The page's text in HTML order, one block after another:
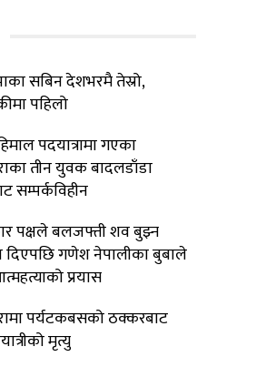
सबिन देशभरमै तेस्रो,
पहिलो
पदयात्रामा गएका
तीन युवक बादलडाँडा
सम्पर्कविहीन
पक्षले बलजफ्ती शव बुझ्न
दिएपछि गणेश नेपालीका बुबाले
प्रयास
पर्यटकबसको ठक्करबाट
मृत्यु